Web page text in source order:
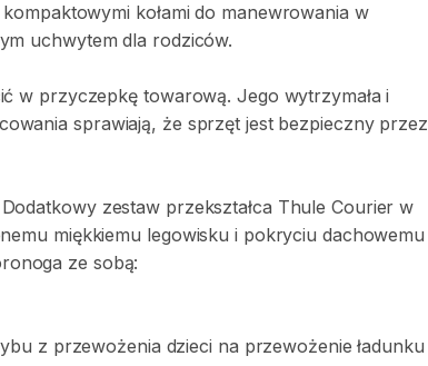
kompaktowymi kołami do manewrowania w
uchwytem dla rodziców.
w przyczepkę towarową. Jego wytrzymała i
sprawiają​,​ że sprzęt jest bezpieczny przez
Dodatkowy zestaw przekształca Thule Courier w
miękkiemu legowisku i pokryciu dachowemu
ze sobą:
z przewożenia dzieci na przewożenie ładunku